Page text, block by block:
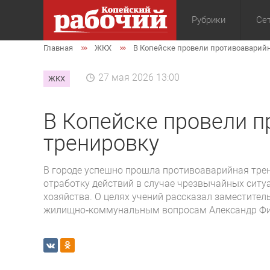
Рубрики
Общество
Главная ЖКХ В Копейске провели
ЖКХ 27 мая 2026 13:00
В Копейске провели
тренировку
В городе успешно прошла противоаварийная
отработку действий в случае чрезвычайных
хозяйства. О целях учений рассказал
жилищно‑коммунальным вопросам Александр